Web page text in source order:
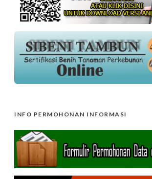
INFO PERMOHONAN INFORMASI